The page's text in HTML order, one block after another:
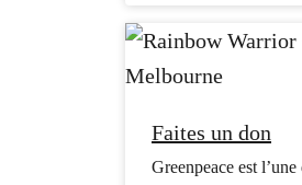
Faites un don
Greenpeace est